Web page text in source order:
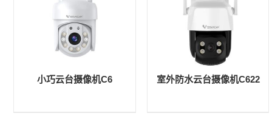
小巧云台摄像机C6 室外防水云台摄像机C622